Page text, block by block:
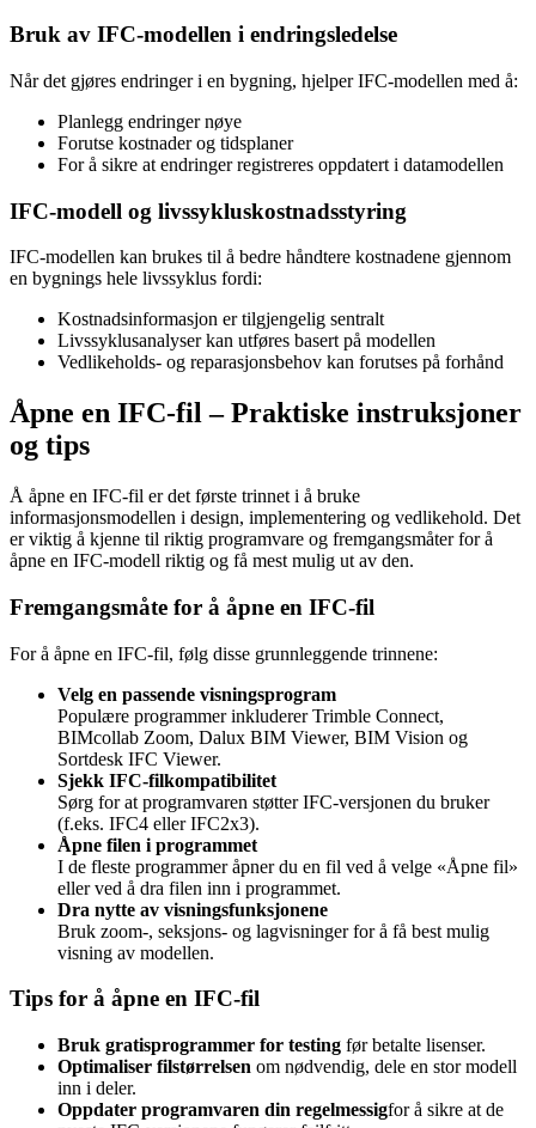
Bruk av IFC-modellen i endringsledelse
Når det gjøres endringer i en bygning, hjelper IFC-modellen med å:
Planlegg endringer nøye
Forutse kostnader og tidsplaner
For å sikre at endringer registreres oppdatert i datamodellen
IFC-modell og livssykluskostnadsstyring
IFC-modellen kan brukes til å bedre håndtere kostnadene gjennom
en bygnings hele livssyklus fordi:
Kostnadsinformasjon er tilgjengelig sentralt
Livssyklusanalyser kan utføres basert på modellen
Vedlikeholds- og reparasjonsbehov kan forutses på forhånd
Åpne en IFC-fil – Praktiske instruksjoner
og tips
Å åpne en IFC-fil er det første trinnet i å bruke
informasjonsmodellen i design, implementering og vedlikehold. Det
er viktig å kjenne til riktig programvare og fremgangsmåter for å
åpne en IFC-modell riktig og få mest mulig ut av den.
Fremgangsmåte for å åpne en IFC-fil
For å åpne en IFC-fil, følg disse grunnleggende trinnene:
Velg en passende visningsprogram
Populære programmer inkluderer Trimble Connect,
BIMcollab Zoom, Dalux BIM Viewer, BIM Vision og
Sortdesk IFC Viewer.
Sjekk IFC-filkompatibilitet
Sørg for at programvaren støtter IFC-versjonen du bruker
(f.eks. IFC4 eller IFC2x3).
Åpne filen i programmet
I de fleste programmer åpner du en fil ved å velge «Åpne fil»
eller ved å dra filen inn i programmet.
Dra nytte av visningsfunksjonene
Bruk zoom-, seksjons- og lagvisninger for å få best mulig
visning av modellen.
Tips for å åpne en IFC-fil
Bruk gratisprogrammer for testing før betalte lisenser.
Optimaliser filstørrelsen om nødvendig, dele en stor modell
inn i deler.
Oppdater programvaren din regelmessigfor å sikre at de